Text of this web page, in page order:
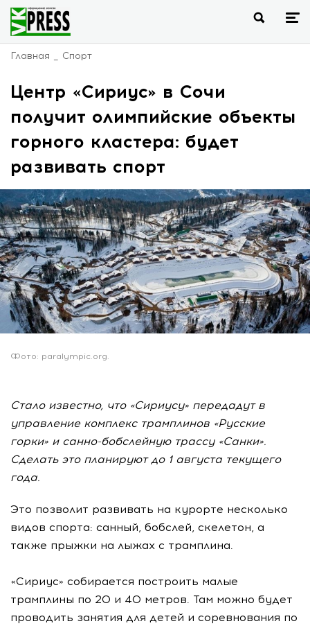
Главная Спорт
Центр «Сириус» в Сочи
получит олимпийские объекты
горного кластера: будет
развивать спорт
Фото: paralympic.org.
Стало известно, что «Сириусу» передадут в
управление комплекс трамплинов «Русские
горки» и санно-бобслейную трассу «Санки».
Сделать это планируют до 1 августа текущего
года.
Это позволит развивать на курорте несколько
видов спорта: санный, бобслей, скелетон, а
также прыжки на лыжах с трамплина.
«Сириус» собирается построить малые
трамплины по 20 и 40 метров. Там можно будет
проводить занятия для детей и соревнования по